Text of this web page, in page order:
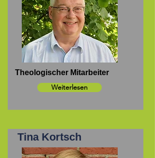
Theologischer Mitarbeiter
Weiterlesen
Tina Kortsch